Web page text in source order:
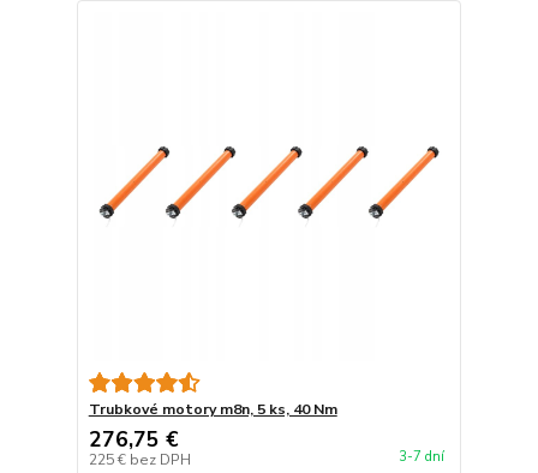
Trubkové motory m8n, 5 ks, 40 Nm
276,75 €
225 € bez DPH 3-7 dní